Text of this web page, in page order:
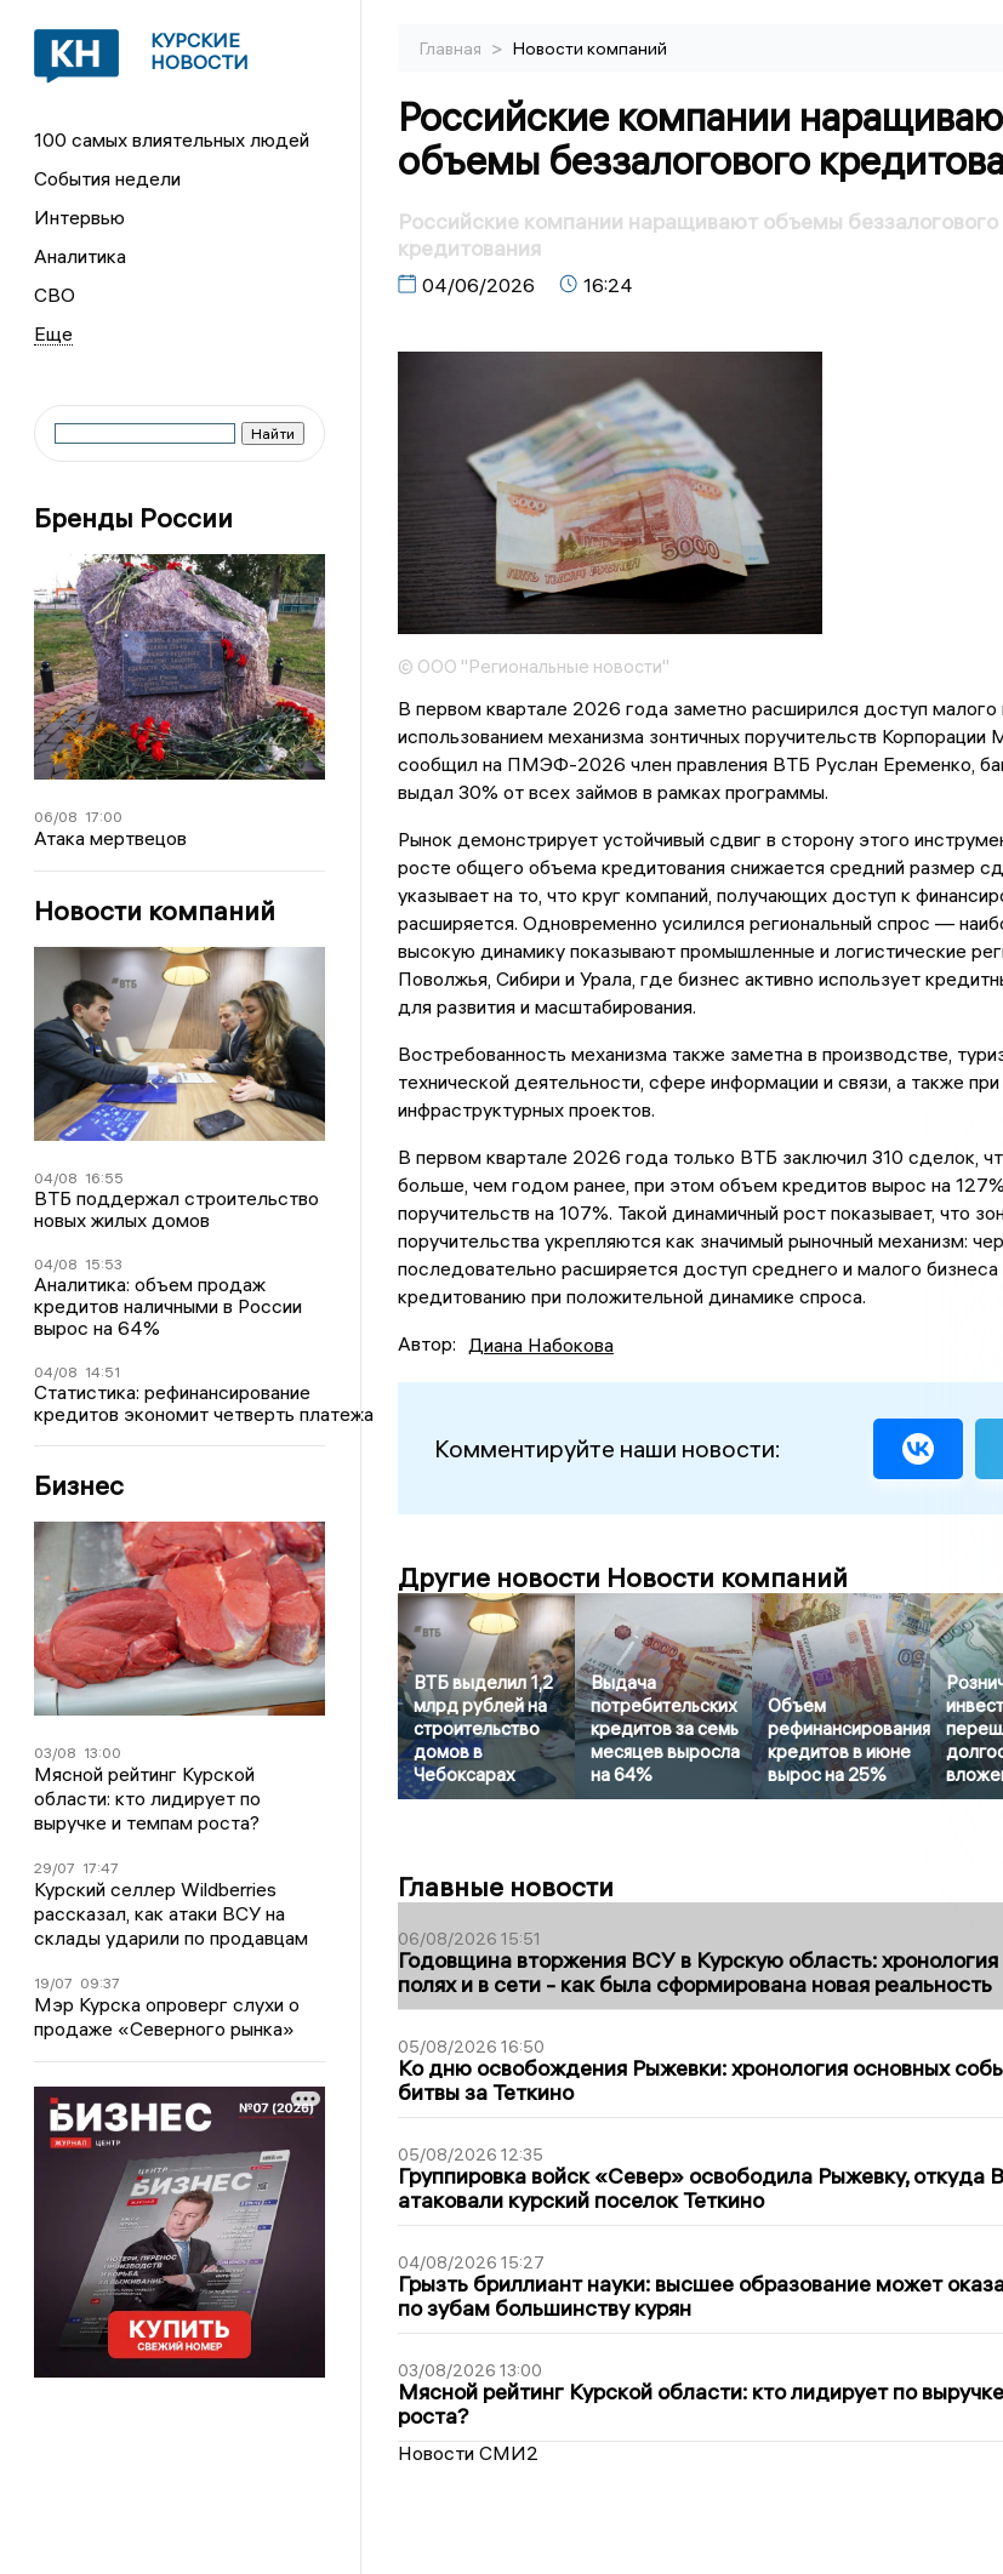
КУРСКИЕ
НОВОСТИ
100 самых влиятельных людей
События недели
Интервью
Аналитика
СВО
Бренды России
06/08 17:00
Атака мертвецов
Новости компаний
04/08 16:55
ВТБ поддержал строительство
новых жилых домов
04/08 15:53
Аналитика: объем продаж
кредитов наличными в России
вырос на 64%
04/08 14:51
Статистика: рефинансирование
кредитов экономит четверть платежа
Бизнес
03/08 13:00
Мясной рейтинг Курской
области: кто лидирует по
выручке и темпам роста?
29/07 17:47
Курский селлер Wildberries
рассказал, как атаки ВСУ на
склады ударили по продавцам
19/07 09:37
Мэр Курска опроверг слухи о
продаже «Северного рынка»
Главная > Новости компаний
Российские компании
объемы беззалогового
Российские компании наращивают объемы беззалогового
кредитования
04/06/2026 16:24
© ООО "Региональные новости"
В первом квартале 2026 года заметно расширился доступ малого
использованием механизма зонтичных поручительств Корпорации
сообщил на ПМЭФ-2026 член правления ВТБ Руслан Еременко,
выдал 30% от всех займов в рамках программы.
Рынок демонстрирует устойчивый сдвиг в сторону этого
росте общего объема кредитования снижается средний размер
указывает на то, что круг компаний, получающих доступ к
расширяется. Одновременно усилился региональный спрос —
высокую динамику показывают промышленные и логистические
Поволжья, Сибири и Урала, где бизнес активно использует
для развития и масштабирования.
Востребованность механизма также заметна в производстве,
технической деятельности, сфере информации и связи, а также
инфраструктурных проектов.
В первом квартале 2026 года только ВТБ заключил 310 сделок,
больше, чем годом ранее, при этом объем кредитов вырос на
поручительств на 107%. Такой динамичный рост показывает, что
поручительства укрепляются как значимый рыночный механизм:
последовательно расширяется доступ среднего и малого бизнеса
кредитованию при положительной динамике спроса.
Автор: Диана Набокова
Комментируйте наши новости:
Другие новости Новости компаний
ВТБ выделил 1,2
млрд рублей на
строительство
домов в
Чебоксарах
Выдача
потребительских
кредитов за семь
месяцев выросла
на 64%
Объем
рефинансирования
кредитов в июне
вырос на 25%
Главные новости
06/08/2026 15:51
Годовщина вторжения ВСУ в Курскую область: хронология
полях и в сети - как была сформирована новая реальность
05/08/2026 16:50
Ко дню освобождения Рыжевки: хронология основных
битвы за Теткино
05/08/2026 12:35
Группировка войск «Север» освободила Рыжевку, откуда
атаковали курский поселок Теткино
04/08/2026 15:27
Грызть бриллиант науки: высшее образование может
по зубам большинству курян
03/08/2026 13:00
Мясной рейтинг Курской области: кто лидирует по
роста?
Новости СМИ2